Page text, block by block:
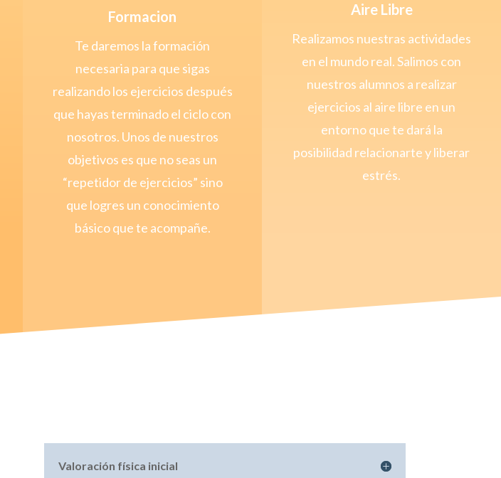
Formacion
Te daremos la formación
necesaria para que sigas
realizando los ejercicios después
que hayas terminado el ciclo con
nosotros. Unos de nuestros
objetivos es que no seas un
“repetidor de ejercicios” sino
que logres un conocimiento
básico que te acompañe.
Aire Libre
Realizamos nuestras actividades
en el mundo real. Salimos con
nuestros alumnos a realizar
ejercicios al aire libre en un
entorno que te dará la
posibilidad relacionarte y liberar
estrés.
Valoración física inicial